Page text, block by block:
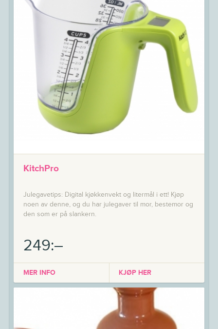
KitchPro
Julegavetips: Digital kjøkkenvekt og litermål i ett! Kjøp
noen av denne, og du har julegaver til mor, bestemor og
den som er på slankern.
249:–
MER INFO KJØP HER